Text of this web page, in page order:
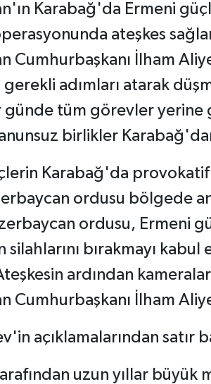
Karabağ'da Ermeni
ateşkes
Cumhurbaşkanı İlham
adımları atarak
günde tüm görevler yerine
birlikler
Karabağ'da provokatif
ordusu bölgede
ordusu, Ermeni
silahlarını bırakmayı
ardından kameralar
Cumhurbaşkanı İlham
açıklamalarından satır
uzun yıllar büyük